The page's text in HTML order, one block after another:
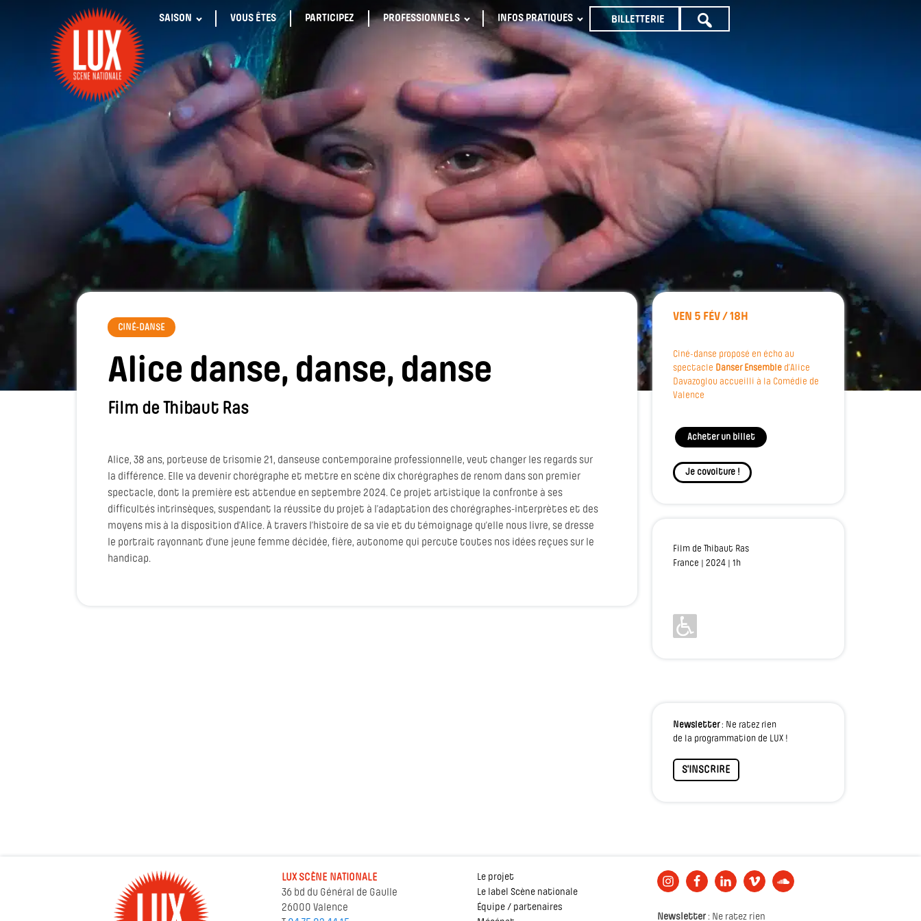
SAISON VOUS ÊTES PARTICIPEZ PROFESSIONNELS INFOS PRATIQUES BILLETTERIE
TOUTE
CINÉ-DANSE
Alice danse, danse, danse
Film de Thibaut Ras
Alice, 38 ans, porteuse de trisomie 21, danseuse contemporaine professionnelle, veut changer les regards sur
la différence. Elle va devenir chorégraphe et mettre en scène dix chorégraphes de renom dans son premier
spectacle, dont la première est attendue en septembre 2024. Ce projet artistique la confronte à ses
difficultés intrinsèques, suspendant la réussite du projet à l’adaptation des chorégraphes-interprètes et des
moyens mis à la disposition d’Alice. À travers l’histoire de sa vie et du témoignage qu’elle nous livre, se dresse
le portrait rayonnant d’une jeune femme décidée, fière, autonome qui percute toutes nos idées reçues sur le
handicap.
VEN 5 FÉV / 18H
Ciné-danse proposé en écho au
spectacle Danser Ensemble d’Alice
Davazoglou accueilli à la Comédie de
Valence
Acheter un billet
Je covoiture !
Film de Thibaut Ras
France | 2024 | 1h
Newsletter: Ne ratez rien
de la programmation de LUX !
S'INSCRIRE
LUX SCÈNE NATIONALE
36 bd du Général de Gaulle
26000 Valence
Le projet
Le label Scène nationale
Équipe / partenaires
Newsletter: Ne ratez rien